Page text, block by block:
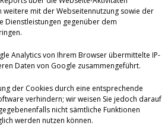
weitere mit der Webseitennutzung sowie der
Dienstleistungen gegenüber dem
Analytics von Ihrem Browser übermittelte IP-
Daten von Google zusammengeführt.
der Cookies durch eine entsprechende
verhindern; wir weisen Sie jedoch darauf
nicht sämtliche Funktionen
werden nutzen können.